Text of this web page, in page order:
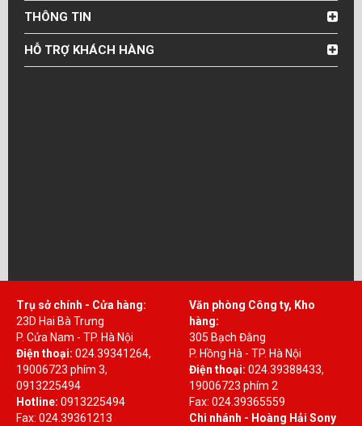
THÔNG TIN
HỖ TRỢ KHÁCH HÀNG
Trụ sở chính - Cửa hàng:
23D Hai Bà Trưng
P. Cửa Nam - TP. Hà Nội
Điện thoại: 024.39341264,
19006723 phím 3,
0913225494
Hotline: 0913225494
Fax: 024.39361213
Văn phòng Công ty, Kho
hàng:
305 Bạch Đằng
P. Hồng Hà - TP. Hà Nội
Điện thoại: 024.39388433,
19006723 phím 2
Fax: 024.39365559
Chi nhánh - Hoàng Hải Sony